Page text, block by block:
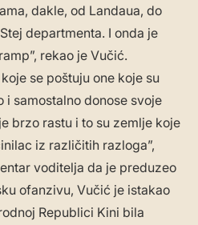
dakle, od Landaua, do
departmenta. I onda je
rekao je Vučić.
se poštuju one koje su
i samostalno donose svoje
brzo rastu i to su zemlje koje
iz različitih razloga”,
voditelja da je preduzeo
ofanzivu, Vučić je istakao
Republici Kini bila